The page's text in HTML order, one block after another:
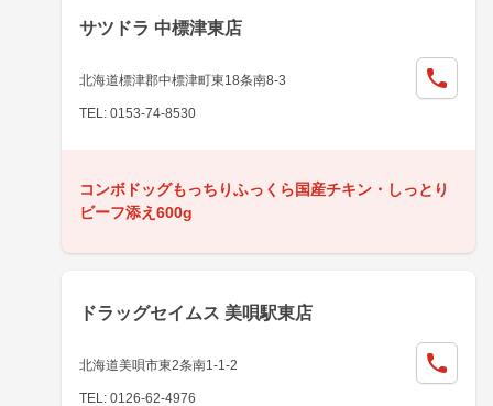
サツドラ 中標津東店
北海道標津郡中標津町東18条南8-3
TEL: 0153-74-8530
コンボドッグもっちりふっくら国産チキン・しっとり
ビーフ添え600g
ドラッグセイムス 美唄駅東店
北海道美唄市東2条南1-1-2
TEL: 0126-62-4976